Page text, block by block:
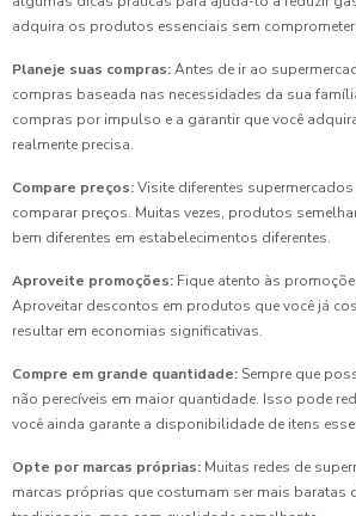
adquira os produtos essenciais sem
Planeje suas compras:Antes de ir ao
compras baseada nas necessidades da sua
compras por impulso e a garantir que você
realmente precisa.
Compare preços:Visite diferentes
comparar preços. Muitas vezes, produtos
bem diferentes em estabelecimentos diferentes.
Aproveite promoções: Fique atento às
Aproveitar descontos em produtos que você já
resultar em economias significativas.
Compre em grande quantidade: Sempre que
não perecíveis em maior quantidade. Isso pode
você ainda garante a disponibilidade de itens
Opte por marcas próprias: Muitas redes de
marcas próprias que costumam ser mais baratas